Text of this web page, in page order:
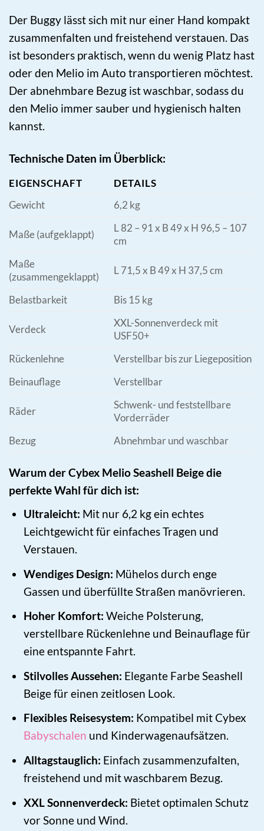
Der Buggy lässt sich mit nur einer Hand kompakt
zusammenfalten und freistehend verstauen. Das
ist besonders praktisch, wenn du wenig Platz hast
oder den Melio im Auto transportieren möchtest.
Der abnehmbare Bezug ist waschbar, sodass du
den Melio immer sauber und hygienisch halten
kannst.
Technische Daten im Überblick:
EIGENSCHAFT
DETAILS
Gewicht
6,2 kg
Maße (aufgeklappt)
L 82 – 91 x B 49 x H 96,5 – 107
cm
Maße
(zusammengeklappt)
L 71,5 x B 49 x H 37,5 cm
Belastbarkeit Bis 15 kg
Verdeck
XXL-Sonnenverdeck mit
USF50+
Rückenlehne
Verstellbar bis zur Liegeposition
Beinauflage
Verstellbar
Räder
Schwenk- und feststellbare
Vorderräder
Bezug
Abnehmbar und waschbar
Warum der Cybex Melio Seashell Beige die
perfekte Wahl für dich ist:
Ultraleicht: Mit nur 6,2 kg ein echtes
Leichtgewicht für einfaches Tragen und
Verstauen.
Wendiges Design: Mühelos durch enge
Gassen und überfüllte Straßen manövrieren.
Hoher Komfort: Weiche Polsterung,
verstellbare Rückenlehne und Beinauflage für
eine entspannte Fahrt.
Stilvolles Aussehen: Elegante Farbe Seashell
Beige für einen zeitlosen Look.
Flexibles Reisesystem: Kompatibel mit Cybex
Babyschalen und Kinderwagenaufsätzen.
Alltagstauglich: Einfach zusammenzufalten,
freistehend und mit waschbarem Bezug.
XXL Sonnenverdeck: Bietet optimalen Schutz
vor Sonne und Wind.